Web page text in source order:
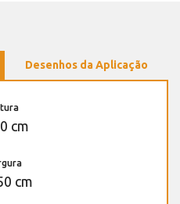
Desenhos da Aplicação
cm
cm